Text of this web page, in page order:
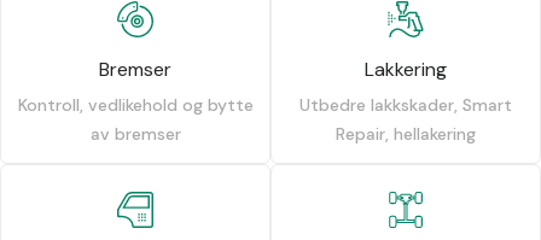
Bremser
Kontroll, vedlikehold og bytte
av bremser
Lakkering
Utbedre lakkskader, Smart
Repair, hellakering